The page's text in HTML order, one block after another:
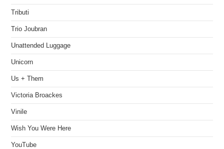
Tributi
Trio Joubran
Unattended Luggage
Unicorn
Us + Them
Victoria Broackes
Vinile
Wish You Were Here
YouTube